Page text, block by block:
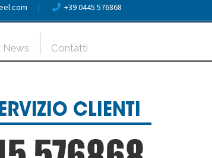
| +39 0445 576868
News Contatti